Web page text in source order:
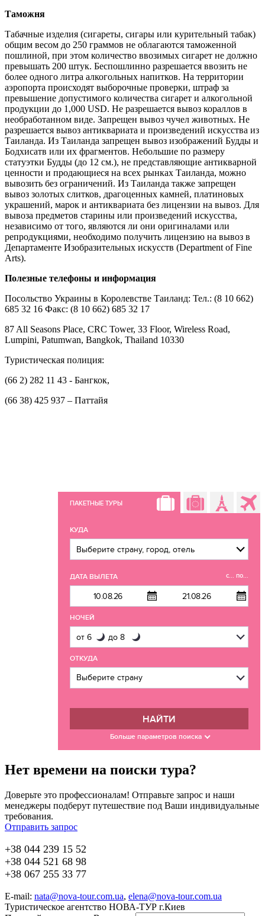
Таможня
Табачные изделия (сигареты, сигары или курительный табак)
общим весом до 250 граммов не облагаются таможенной
пошлиной, при этом количество ввозимых сигарет не должно
превышать 200 штук. Беспошлинно разрешается ввозить не
более одного литра алкогольных напитков. На территории
аэропорта происходят выборочные проверки, штраф за
превышение допустимого количества сигарет и алкогольной
продукции до 1,000 USD. Не разрешается вывоз кораллов в
необработанном виде. Запрещен вывоз чучел животных. Не
разрешается вывоз антиквариата и произведений искусства из
Таиланда. Из Таиланда запрещен вывоз изображений Будды и
Бодхисатв или их фрагментов. Небольшие по размеру
статуэтки Будды (до 12 см.), не представляющие антикварной
ценности и продающиеся на всех рынках Таиланда, можно
вывозить без ограничений. Из Таиланда также запрещен
вывоз золотых слитков, драгоценных камней, платиновых
украшений, марок и антиквариата без лицензии на вывоз. Для
вывоза предметов старины или произведений искусства,
независимо от того, являются ли они оригиналами или
репродукциями, необходимо получить лицензию на вывоз в
Департаменте Изобразительных искусств (Department of Fine
Arts).
Полезные телефоны и информация
Посольство Украины в Королевстве Таиланд: Тел.: (8 10 662)
685 32 16 Факс: (8 10 662) 685 32 17
87 All Seasons Place, CRC Tower, 33 Floor, Wireless Road,
Lumpini, Patumwan, Bangkok, Thailand 10330
Туристическая полиция:
(66 2) 282 11 43 - Бангкок,
(66 38) 425 937 – Паттайя
ПАКЕТНЫЕ ТУРЫ
КУДА
ДАТА ВЫЛЕТА с... по...
НОЧЕЙ
ОТКУДА
НАЙТИ
Больше параметров поиска
Нет времени на поиски тура?
Доверьте это профессионалам! Отправьте запрос и наши
менеджеры подберут путешествие под Ваши индивидуальные
требования.
Отправить запрос
+38 044 239 15 52
+38 044 521 68 98
+38 067 255 33 77
E-mail: nata@nova-tour.com.ua, elena@nova-tour.com.ua
Туристическое агентство НОВА-ТУР г.Киев